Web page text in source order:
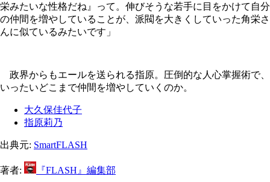
栄みたいな性格だね』って。伸びそうな若手に目をかけて自分
の仲間を増やしていることが、派閥を大きくしていった角栄さ
んに似ているみたいです」
政界からもエールを送られる指原。圧倒的な人心掌握術で、
いったいどこまで仲間を増やしていくのか。
大久保佳代子
指原莉乃
出典元: SmartFLASH
著者: 『FLASH』編集部